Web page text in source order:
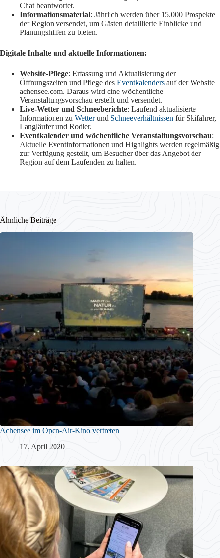
Chat beantwortet.
Informationsmaterial: Jährlich werden über 15.000 Prospekte
der Region versendet, um Gästen detaillierte Einblicke und
Planungshilfen zu bieten.
Digitale Inhalte und aktuelle Informationen:
Website-Pflege: Erfassung und Aktualisierung der
Öffnungszeiten und Pflege des Eventkalenders auf der Website
achensee.com. Daraus wird eine wöchentliche
Veranstaltungsvorschau erstellt und versendet.
Live-Wetter und Schneeberichte: Laufend aktualisierte
Informationen zu Wetterund Schneeverhältnissen für Skifahrer,
Langläufer und Rodler.
Eventkalender und wöchentliche Veranstaltungsvorschau:
Aktuelle Eventinformationen und Highlights werden regelmäßig
zur Verfügung gestellt, um Besucher über das Angebot der
Region auf dem Laufenden zu halten.
Ähnliche Beiträge
Achensee im Open-Air-Kino vertreten
17. April 2020